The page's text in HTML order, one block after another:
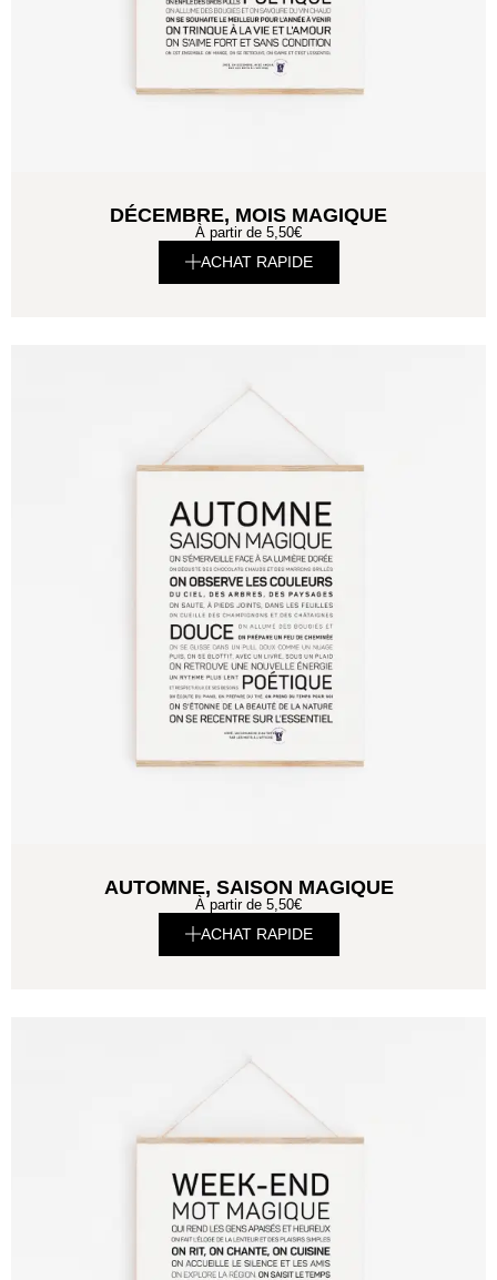
DÉCEMBRE, MOIS MAGIQUE
À partir de 5,50€
ACHAT RAPIDE
AUTOMNE, SAISON MAGIQUE
À partir de 5,50€
ACHAT RAPIDE